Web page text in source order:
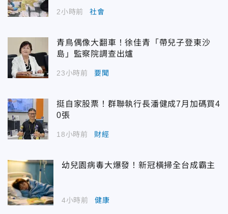
2小時前 社會
青鳥偶像大翻車！徐佳青「帶兒子登東沙
島」監察院調查出爐
23小時前 要聞
挺自家股票！群聯執行長潘健成7月加碼買4
0張
18小時前 財經
幼兒園病毒大爆發！新冠橫掃全台成霸主
4小時前 健康